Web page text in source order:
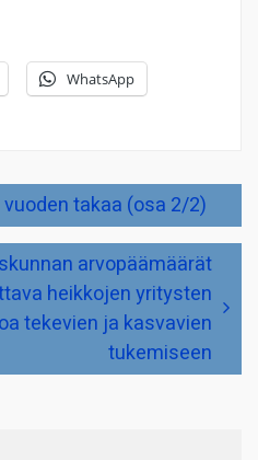
WhatsApp
takaa (osa 2/2)
arvopäämäärät
heikkojen yritysten
tekevien ja kasvavien
tukemiseen